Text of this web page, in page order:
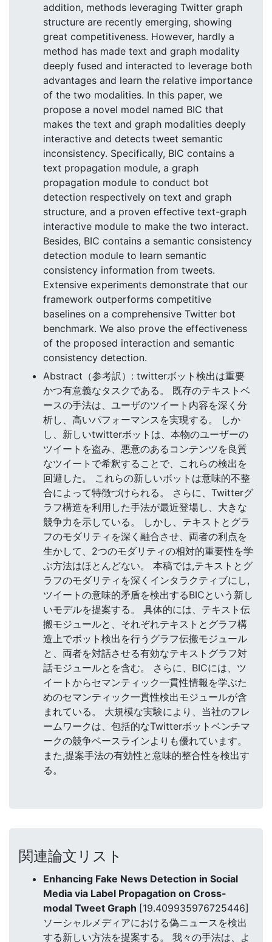
addition, methods leveraging Twitter graph
structure are recently emerging, showing
great competitiveness. However, hardly a
method has made text and graph modality
deeply fused and interacted to leverage both
advantages and learn the relative importance
of the two modalities. In this paper, we
propose a novel model named BIC that
makes the text and graph modalities deeply
interactive and detects tweet semantic
inconsistency. Specifically, BIC contains a
text propagation module, a graph
propagation module to conduct bot
detection respectively on text and graph
structure, and a proven effective text-graph
interactive module to make the two interact.
Besides, BIC contains a semantic consistency
detection module to learn semantic
consistency information from tweets.
Extensive experiments demonstrate that our
framework outperforms competitive
baselines on a comprehensive Twitter bot
benchmark. We also prove the effectiveness
of the proposed interaction and semantic
consistency detection.
Abstract（参考訳）: twitterボット検出は重要
かつ有意義なタスクである。 既存のテキストベ
ースの手法は、ユーザのツイート内容を深く分
析し、高いパフォーマンスを実現する。 しか
し、新しいtwitterボットは、本物のユーザーの
ツイートを盗み、悪意のあるコンテンツを良質
なツイートで希釈することで、これらの検出を
回避した。 これらの新しいボットは意味的不整
合によって特徴づけられる。 さらに、Twitterグ
ラフ構造を利用した手法が最近登場し、大きな
競争力を示している。 しかし、テキストとグラ
フのモダリティを深く融合させ、両者の利点を
生かして、2つのモダリティの相対的重要性を学
ぶ方法はほとんどない。 本稿では,テキストとグ
ラフのモダリティを深くインタラクティブにし,
ツイートの意味的矛盾を検出するBICという新し
いモデルを提案する。 具体的には、テキスト伝
搬モジュールと、それぞれテキストとグラフ構
造上でボット検出を行うグラフ伝搬モジュール
と、両者を対話させる有効なテキストグラフ対
話モジュールとを含む。 さらに、BICには、ツ
イートからセマンティック一貫性情報を学ぶた
めのセマンティック一貫性検出モジュールが含
まれている。 大規模な実験により、当社のフレ
ームワークは、包括的なTwitterボットベンチマ
ークの競争ベースラインよりも優れています。
また,提案手法の有効性と意味的整合性を検出す
る。
関連論文リスト
Enhancing Fake News Detection in Social
Media via Label Propagation on Cross-
modal Tweet Graph [19.409935976725446]
ソーシャルメディアにおける偽ニュースを検出
する新しい方法を提案する。 我々の手法は、よ